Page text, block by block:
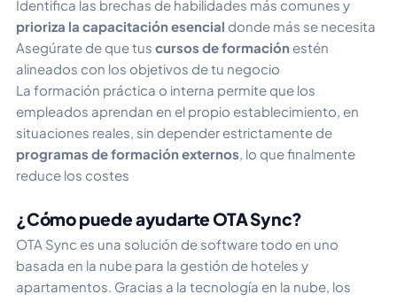
Identifica las brechas de habilidades más comunes y
prioriza la capacitación esencial donde más se necesita
Asegúrate de que tus cursos de formación estén
alineados con los objetivos de tu negocio
La formación práctica o interna permite que los
empleados aprendan en el propio establecimiento, en
situaciones reales, sin depender estrictamente de
programas de formación externos , lo que finalmente
reduce los costes
¿Cómo puede ayudarte OTA Sync?
OTA Sync es una solución de software todo en uno
basada en la nube para la gestión de hoteles y
apartamentos. Gracias a la tecnología en la nube, los